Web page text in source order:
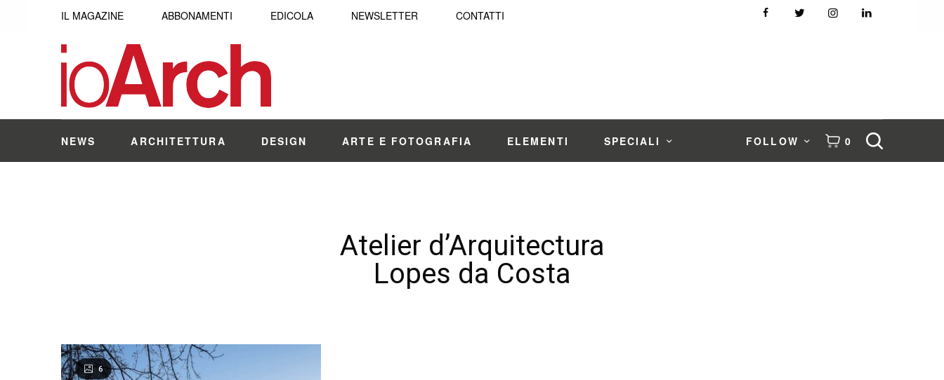
IL MAGAZINE ABBONAMENTI EDICOLA NEWSLETTER CONTATTI
NEWS ARCHITETTURA DESIGN ARTE E FOTOGRAFIA ELEMENTI SPECIALI FOLLOW 0
Atelier d’Arquitectura
Lopes da Costa
6